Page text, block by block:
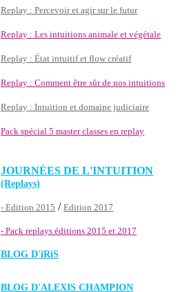
Replay : Percevoir et agir sur le futur
Replay : Les intuitions animale et végétale
Replay : État intuitif et flow créatif
Replay : Comment être sûr de nos intuitions
Replay : Intuition et domaine judiciaire
Pack spécial 5 master classes en replay
JOURNÉES DE L'INTUITION
(Replays)
- Edition 2015 / Edition 2017
- Pack replays éditions 2015 et 2017
BLOG D'iRiS
BLOG D'ALEXIS CHAMPION